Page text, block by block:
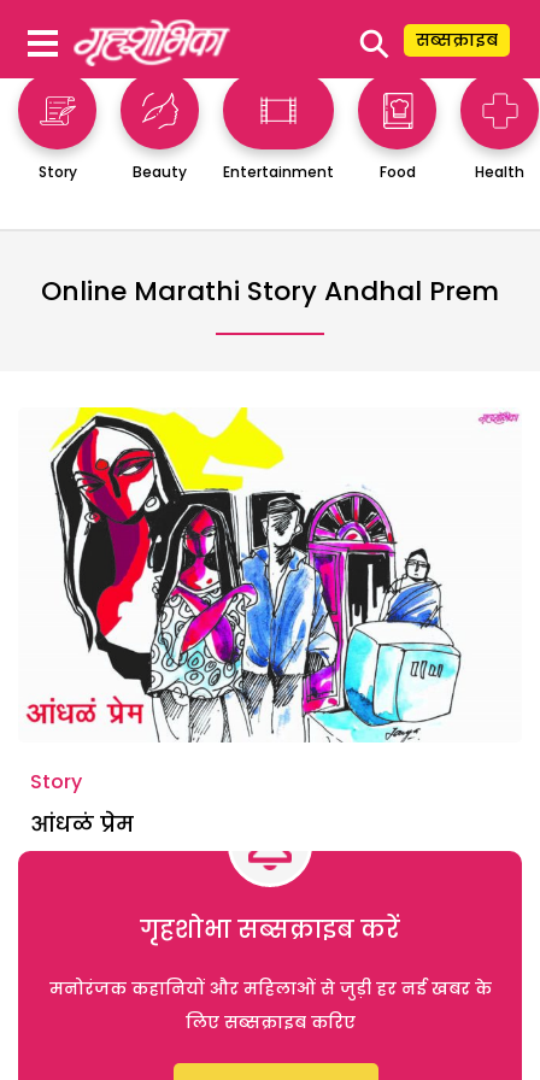
⚲ सब्सक्राइब
Story Beauty Entertainment Food Health
Online Marathi Story Andhal Prem
Story
आंधळं प्रेम
गृहशोभा सब्सक्राइब करें
मनोरंजक कहानियों और महिलाओं से जुड़ी हर नई खबर के
लिए सब्सक्राइब करिए